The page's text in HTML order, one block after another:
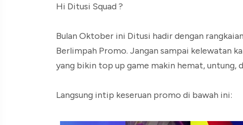
Hi Ditusi Squad ?
Bulan Oktober ini Ditusi hadir dengan
Berlimpah Promo. Jangan sampai kelewatan
yang bikin top up game makin hemat, untung,
Langsung intip keseruan promo di bawah ini: